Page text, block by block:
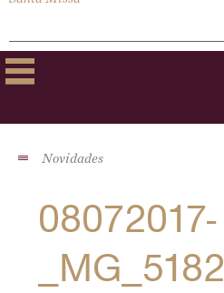
Novidades
08072017-
_MG_5182